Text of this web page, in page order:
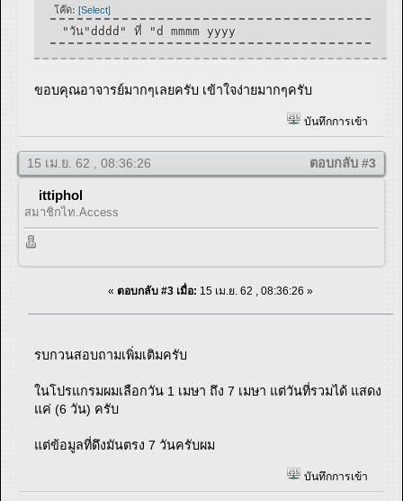
โค๊ด: [Select]
"วัน"dddd" ที่ "d mmmm yyyy
ขอบคุณอาจารย์มากๆเลยครับ เข้าใจง่ายมากๆครับ
บันทึกการเข้า
15 เม.ย. 62 , 08:36:26 ตอบกลับ #3
ittiphol
สมาชิกไท.Access
« ตอบกลับ #3 เมื่อ: 15 เม.ย. 62 , 08:36:26 »
รบกวนสอบถามเพิ่มเติมครับ
ในโปรแกรมผมเลือกวัน 1 เมษา ถึง 7 เมษา แต่วันที่รวมได้ แสดง
แค่ (6 วัน) ครับ
แต่ข้อมูลที่ดึงมันตรง 7 วันครับผม
บันทึกการเข้า